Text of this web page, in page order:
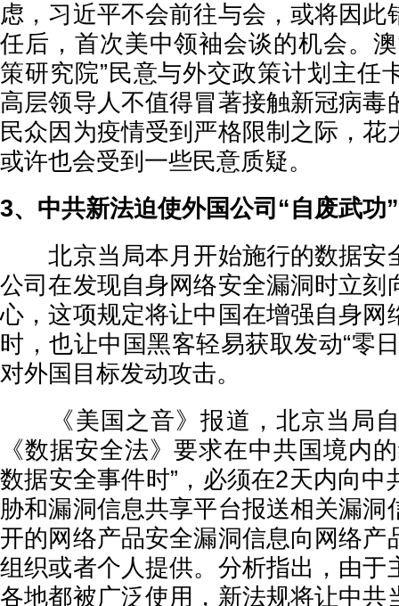
虑，习近平不会前往与会，或将因此
任后，首次美中领袖会谈的机会。
策研究院”民意与外交政策计划主任
高层领导人不值得冒著接触新冠病毒
民众因为疫情受到严格限制之际，花
或许也会受到一些民意质疑。
3、中共新法迫使外国公司“自废武功”
北京当局本月开始施行的数据安
公司在发现自身网络安全漏洞时立刻
心，这项规定将让中国在增强自身网
时，也让中国黑客轻易获取发动“零
对外国目标发动攻击。
《美国之音》报道，北京当局自
《数据安全法》要求在中共国境内
数据安全事件时”，必须在2天内向中
胁和漏洞信息共享平台报送相关漏洞
开的网络产品安全漏洞信息向网络产
组织或者个人提供。分析指出，由于
各地都被广泛使用，新法规将让中共